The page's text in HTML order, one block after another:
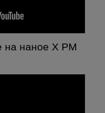
на наное X PM